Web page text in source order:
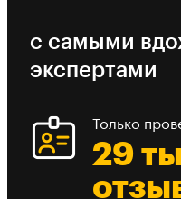
с самыми
экспертами
Только
29